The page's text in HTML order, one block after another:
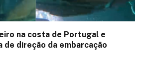
na costa de Portugal e
de direção da embarcação